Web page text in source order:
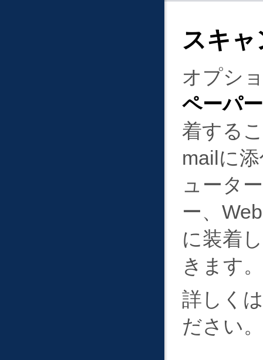
スキャ
オプシ
ペーパ
着する
mailに
ュータ
ー、
に装着
きます。
詳しく
ださい。